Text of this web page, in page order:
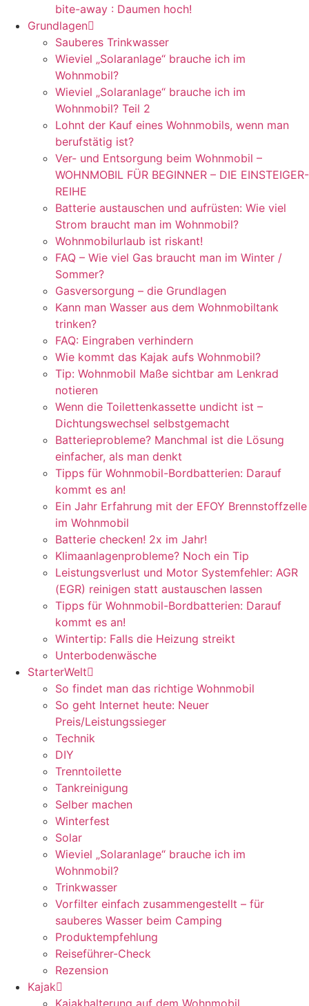
bite-away : Daumen hoch!
Grundlagen
Sauberes Trinkwasser
Wieviel „Solaranlage“ brauche ich im
Wohnmobil?
Wieviel „Solaranlage“ brauche ich im
Wohnmobil? Teil 2
Lohnt der Kauf eines Wohnmobils, wenn man
berufstätig ist?
Ver- und Entsorgung beim Wohnmobil –
WOHNMOBIL FÜR BEGINNER – DIE EINSTEIGER-
REIHE
Batterie austauschen und aufrüsten: Wie viel
Strom braucht man im Wohnmobil?
Wohnmobilurlaub ist riskant!
FAQ – Wie viel Gas braucht man im Winter /
Sommer?
Gasversorgung – die Grundlagen
Kann man Wasser aus dem Wohnmobiltank
trinken?
FAQ: Eingraben verhindern
Wie kommt das Kajak aufs Wohnmobil?
Tip: Wohnmobil Maße sichtbar am Lenkrad
notieren
Wenn die Toilettenkassette undicht ist –
Dichtungswechsel selbstgemacht
Batterieprobleme? Manchmal ist die Lösung
einfacher, als man denkt
Tipps für Wohnmobil-Bordbatterien: Darauf
kommt es an!
Ein Jahr Erfahrung mit der EFOY Brennstoffzelle
im Wohnmobil
Batterie checken! 2x im Jahr!
Klimaanlagenprobleme? Noch ein Tip
Leistungsverlust und Motor Systemfehler: AGR
(EGR) reinigen statt austauschen lassen
Tipps für Wohnmobil-Bordbatterien: Darauf
kommt es an!
Wintertip: Falls die Heizung streikt
Unterbodenwäsche
StarterWelt
So findet man das richtige Wohnmobil
So geht Internet heute: Neuer
Preis/Leistungssieger
Technik
DIY
Trenntoilette
Tankreinigung
Selber machen
Winterfest
Solar
Wieviel „Solaranlage“ brauche ich im
Wohnmobil?
Trinkwasser
Vorfilter einfach zusammengestellt – für
sauberes Wasser beim Camping
Produktempfehlung
Reiseführer-Check
Rezension
Kajak
Kajakhalterung auf dem Wohnmobil